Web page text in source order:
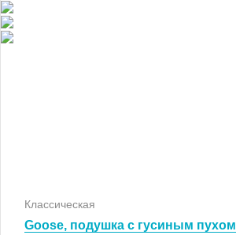
Классическая
Goose, подушка с гусиным пухом